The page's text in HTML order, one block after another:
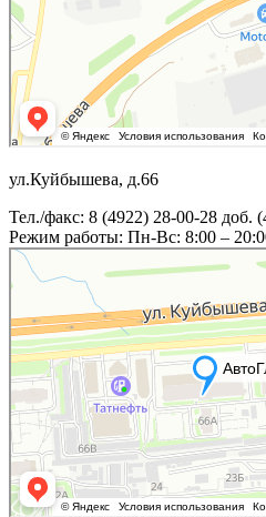
ул.Куйбышева, д.66
Тел./факс: 8 (4922) 28-00-28 доб.
Режим работы: Пн-Вс: 8:00 –